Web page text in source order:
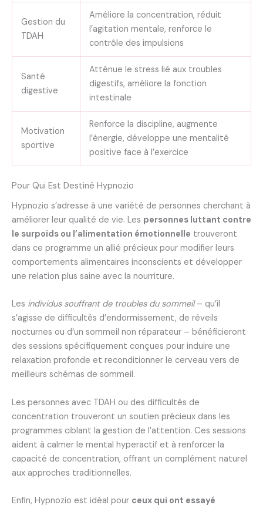
Gestion du
TDAH
Améliore la concentration, réduit
l’agitation mentale, renforce le
contrôle des impulsions
Santé
digestive
Atténue le stress lié aux troubles
digestifs, améliore la fonction
intestinale
Motivation
sportive
Renforce la discipline, augmente
l’énergie, développe une mentalité
positive face à l’exercice
Pour Qui Est Destiné Hypnozio
Hypnozio s’adresse à une variété de personnes cherchant à
améliorer leur qualité de vie. Les personnes luttant contre
le surpoids ou l’alimentation émotionnelle trouveront
dans ce programme un allié précieux pour modifier leurs
comportements alimentaires inconscients et développer
une relation plus saine avec la nourriture.
Les individus souffrant de troubles du sommeil– qu’il
s’agisse de difficultés d’endormissement, de réveils
nocturnes ou d’un sommeil non réparateur – bénéficieront
des sessions spécifiquement conçues pour induire une
relaxation profonde et reconditionner le cerveau vers de
meilleurs schémas de sommeil.
Les personnes avec TDAH ou des difficultés de
concentration trouveront un soutien précieux dans les
programmes ciblant la gestion de l’attention. Ces sessions
aident à calmer le mental hyperactif et à renforcer la
capacité de concentration, offrant un complément naturel
aux approches traditionnelles.
Enfin, Hypnozio est idéal pour ceux qui ont essayé